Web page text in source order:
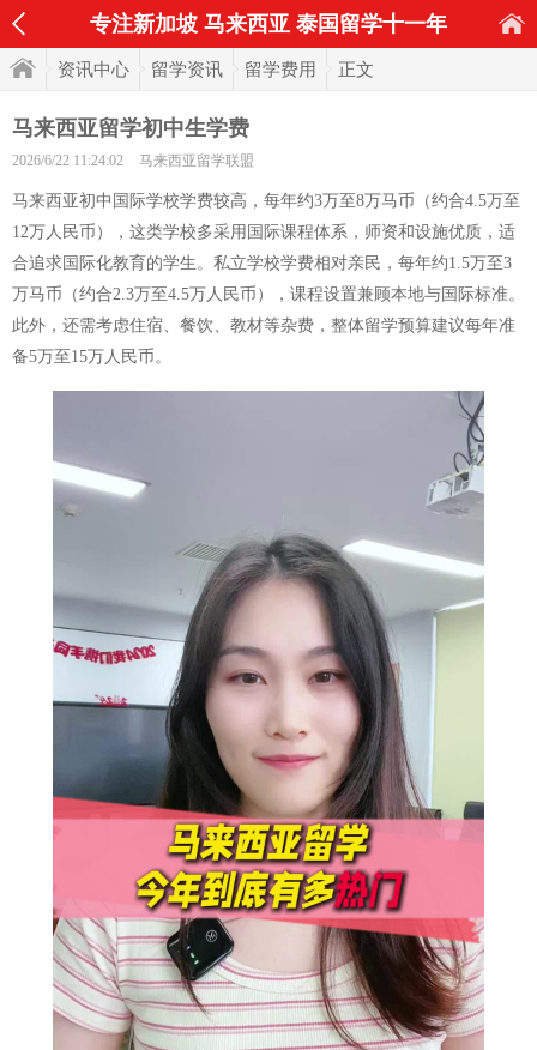
专注新加坡 马来西亚 泰国留学十一年
资讯中心 留学资讯 留学费用 正文
马来西亚留学初中生学费
2026/6/22 11:24:02 马来西亚留学联盟
马来西亚初中国际学校学费较高，每年约3万至8万马币（约合4.5万至
12万人民币），这类学校多采用国际课程体系，师资和设施优质，适
合追求国际化教育的学生。私立学校学费相对亲民，每年约1.5万至3
万马币（约合2.3万至4.5万人民币），课程设置兼顾本地与国际标准。
此外，还需考虑住宿、餐饮、教材等杂费，整体留学预算建议每年准
备5万至15万人民币。